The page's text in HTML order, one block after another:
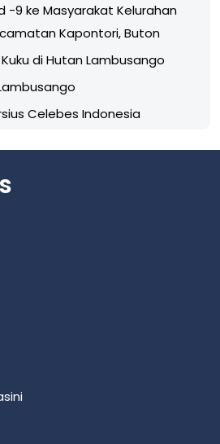
-9 ke Masyarakat Kelurahan
Kapontori, Buton
di Hutan Lambusango
Celebes Indonesia